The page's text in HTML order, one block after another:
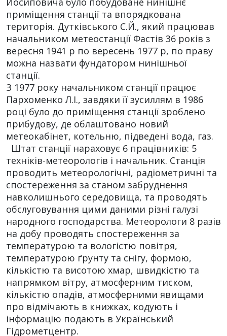
приміщення станції та впорядкована
територія. Дутківського С.Й., який працював
начальником метеостанції Фастів 36 років з
вересня 1941 р по вересень 1977 р, по праву
можна назвати фундатором нинішньої
станції.
З 1977 року начальником станції працює
Пархоменко Л.І., завдяки її зусиллям в 1986
році було до приміщення станції зроблено
прибудову, де облаштовано новий
метеокабінет, котельню, підведені вода, газ.
Штат станції нараховує 6 працівників: 5
техніків-метеорологів і начальник. Станція
проводить метеорологічні, радіометричні та
спостереження за станом забруднення
навколишнього середовища, та проводять
обслуговування цими даними різні галузі
народного господарства. Метеорологи 8 разів
на добу проводять спостереження за
температурою та вологістю повітря,
температурою ґрунту та снігу, формою,
кількістю та висотою хмар, швидкістю та
напрямком вітру, атмосферним тиском,
кількістю опадів, атмосферними явищами
про відмічають в книжках, кодують і
інформацію подають в Український
Гідрометцентр.